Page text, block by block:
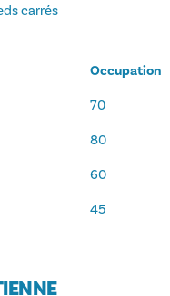
carrés
Occupation
70
80
60
45